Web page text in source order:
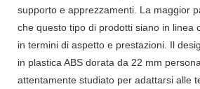
supporto e apprezzamenti. La maggior
che questo tipo di prodotti siano in linea
in termini di aspetto e prestazioni. Il
in plastica ABS dorata da 22 mm
attentamente studiato per adattarsi alle